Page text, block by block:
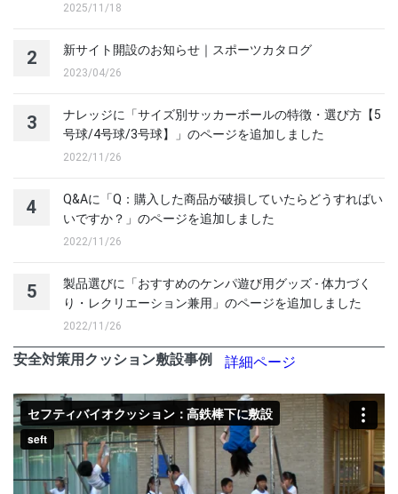
2025/11/18
2 新サイト開設のお知らせ｜スポーツカタログ
2023/04/26
3
ナレッジに「サイズ別サッカーボールの特徴・選び方【5
号球/4号球/3号球】」のページを追加しました
2022/11/26
4
Q&Aに「Q：購入した商品が破損していたらどうすればい
いですか？」のページを追加しました
2022/11/26
5
製品選びに「おすすめのケンパ遊び用グッズ - 体力づく
り・レクリエーション兼用」のページを追加しました
2022/11/26
安全対策用クッション敷設事例 詳細ページ